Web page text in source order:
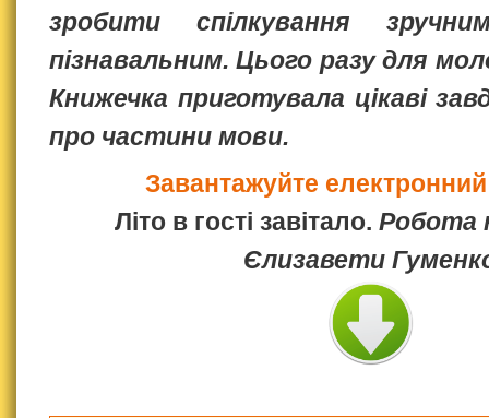
зробити спілкування
пізнавальним. Цього разу для
Книжечка приготувала цікаві
про частини мови.
Завантажуйте
Літо в гості завітало. Робота
Єлизавети